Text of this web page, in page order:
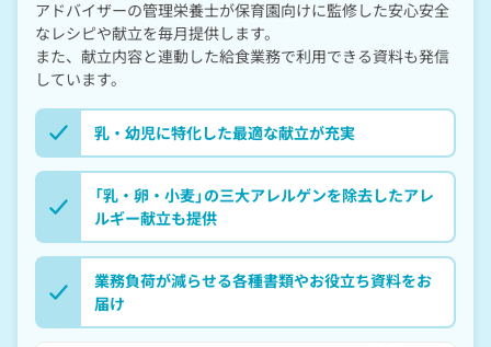
アドバイザーの管理栄養士が保育園向けに監修した安心安全
なレシピや献立を毎月提供します。
また、献立内容と連動した給食業務で利用できる資料も発信
しています。
乳・幼児に特化した最適な献立が充実
「乳・卵・小麦」の三大アレルゲンを除去したアレ
ルギー献立も提供
業務負荷が減らせる各種書類やお役立ち資料をお
届け